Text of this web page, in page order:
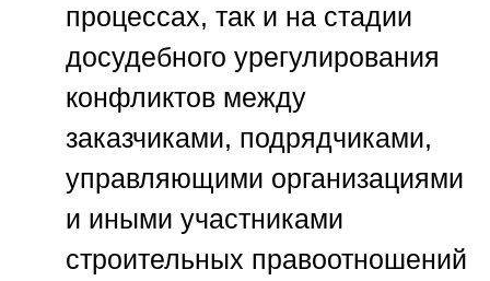
процессах, так и на стадии
досудебного урегулирования
конфликтов между
заказчиками, подрядчиками,
управляющими организациями
и иными участниками
строительных правоотношений